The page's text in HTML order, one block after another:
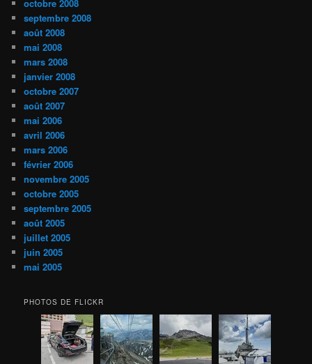
octobre 2008
septembre 2008
août 2008
mai 2008
mars 2008
janvier 2008
octobre 2007
août 2007
mai 2006
avril 2006
mars 2006
février 2006
novembre 2005
octobre 2005
septembre 2005
août 2005
juillet 2005
juin 2005
mai 2005
PHOTOS DE FLICKR